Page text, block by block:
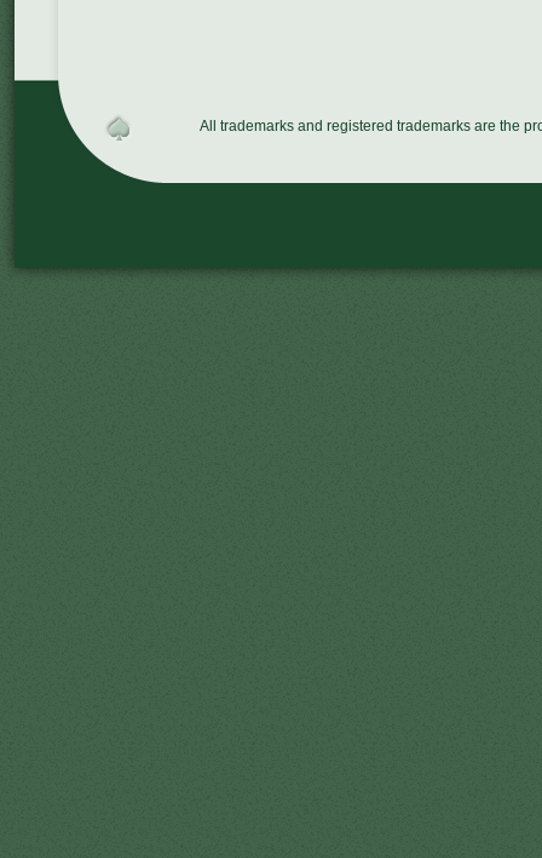
All trademarks and registered trademarks are the